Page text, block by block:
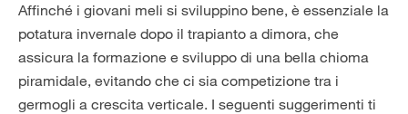
Affinché i giovani meli si sviluppino bene, è essenziale la
potatura invernale dopo il trapianto a dimora, che
assicura la formazione e sviluppo di una bella chioma
piramidale, evitando che ci sia competizione tra i
germogli a crescita verticale. I seguenti suggerimenti ti